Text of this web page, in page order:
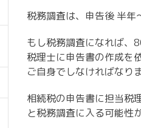
税務調査は、申告後 半
もし税務調査になれば、
税理士に申告書の作成を
ご自身でしなければなり
相続税の申告書に担当税
と税務調査に入る可能性